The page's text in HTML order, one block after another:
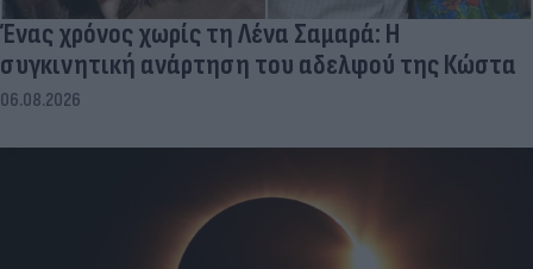
Ένας χρόνος χωρίς τη Λένα Σαμαρά: Η
συγκινητική ανάρτηση του αδελφού της Κώστα
06.08.2026